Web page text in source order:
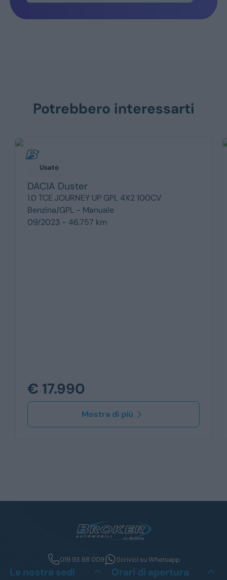
Potrebbero interessarti
Usato
DACIA Duster
1.0 TCE JOURNEY UP GPL 4X2 100CV
Benzina/GPL - Manuale
09/2023 - 46.757 km
€ 17.990
Mostra di più
019 93 88 009 Scrivici su Whatsapp
Le nostre sedi Orari di apertura